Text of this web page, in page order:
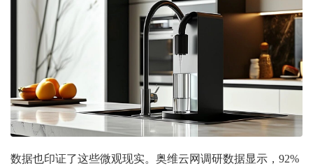
数据也印证了这些微观现实。奥维云网调研数据显示， 92%